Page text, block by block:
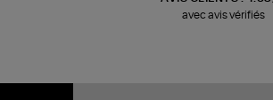
avec avis vérifiés